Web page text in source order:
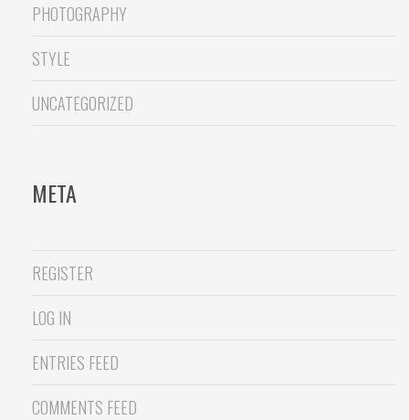
PHOTOGRAPHY
STYLE
UNCATEGORIZED
META
REGISTER
LOG IN
ENTRIES FEED
COMMENTS FEED